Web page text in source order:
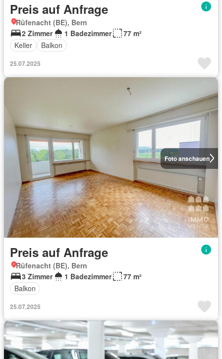
Preis auf Anfrage
Rüfenacht (BE), Bern
2 Zimmer
1 Badezimmer
77 m²
Keller
Balkon
25.07.2025
Foto anschauen
Preis auf Anfrage
Rüfenacht (BE), Bern
3 Zimmer
1 Badezimmer
77 m²
Balkon
25.07.2025